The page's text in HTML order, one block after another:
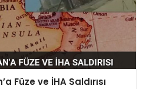
Füze ve İHA Saldırısı